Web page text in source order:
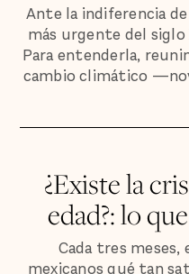
Ante la indiferencia
más urgente del siglo
Para entenderla,
cambio climático
¿Existe la
edad?: lo
Cada tres
mexicanos qué tan